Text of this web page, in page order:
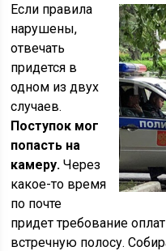
Если правила
нарушены,
отвечать
придется в
одном из двух
случаев.
Поступок мог
попасть на
камеру. Через
какое-то время
по почте
придет требование
встречную полосу.